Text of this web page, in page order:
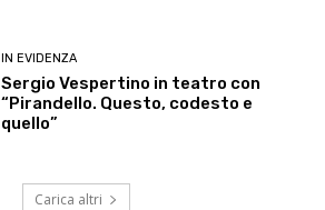
IN EVIDENZA
Sergio Vespertino in teatro con
“Pirandello. Questo, codesto e
quello”
Carica altri